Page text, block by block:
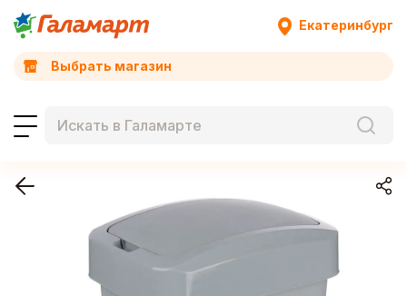
Екатеринбург
Выбрать магазин